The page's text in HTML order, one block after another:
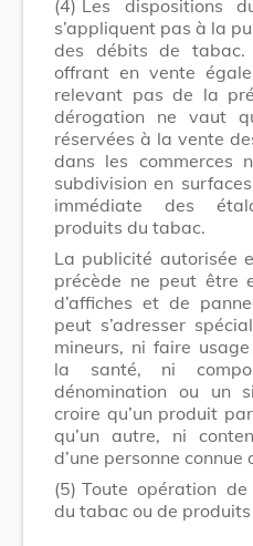
(4)
Les dispositions
s’appliquent pas à la
des débits de tabac.
offrant en vente
relevant pas de la
dérogation ne vaut
réservées à la vente
dans les commerces
subdivision en
immédiate des
produits du tabac.
La publicité autorisée
précède ne peut être
d’affiches et de
peut s’adresser
mineurs, ni faire
la santé, ni
dénomination ou un
croire qu’un produit
qu’un autre, ni
d’une personne
(5) Toute opération
du tabac ou de